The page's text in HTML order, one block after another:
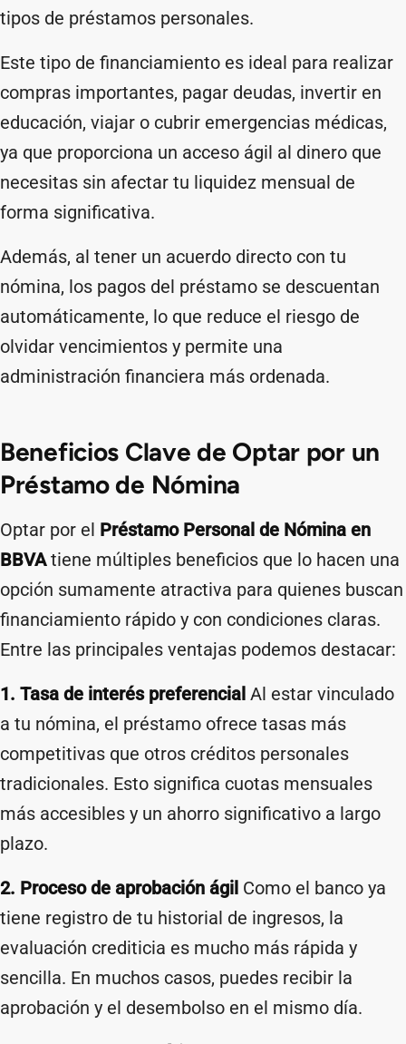
tipos de préstamos personales.
Este tipo de financiamiento es ideal para realizar
compras importantes, pagar deudas, invertir en
educación, viajar o cubrir emergencias médicas,
ya que proporciona un acceso ágil al dinero que
necesitas sin afectar tu liquidez mensual de
forma significativa.
Además, al tener un acuerdo directo con tu
nómina, los pagos del préstamo se descuentan
automáticamente, lo que reduce el riesgo de
olvidar vencimientos y permite una
administración financiera más ordenada.
Beneficios Clave de Optar por un
Préstamo de Nómina
Optar por el Préstamo Personal de Nómina en
BBVAtiene múltiples beneficios que lo hacen una
opción sumamente atractiva para quienes buscan
financiamiento rápido y con condiciones claras.
Entre las principales ventajas podemos destacar:
1. Tasa de interés preferencial Al estar vinculado
a tu nómina, el préstamo ofrece tasas más
competitivas que otros créditos personales
tradicionales. Esto significa cuotas mensuales
más accesibles y un ahorro significativo a largo
plazo.
2. Proceso de aprobación ágil Como el banco ya
tiene registro de tu historial de ingresos, la
evaluación crediticia es mucho más rápida y
sencilla. En muchos casos, puedes recibir la
aprobación y el desembolso en el mismo día.